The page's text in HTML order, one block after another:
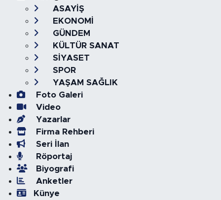
ASAYİŞ
EKONOMİ
GÜNDEM
KÜLTÜR SANAT
SİYASET
SPOR
YAŞAM SAĞLIK
Foto Galeri
Video
Yazarlar
Firma Rehberi
Seri İlan
Röportaj
Biyografi
Anketler
Künye